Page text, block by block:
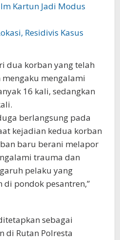
Kartun Jadi Modus
Residivis Kasus
dua korban yang telah
mengalami
16 kali, sedangkan
berlangsung pada
kejadian kedua korban
baru berani melapor
trauma dan
pelaku yang
pondok pesantren,”
sebagai
di Rutan Polresta